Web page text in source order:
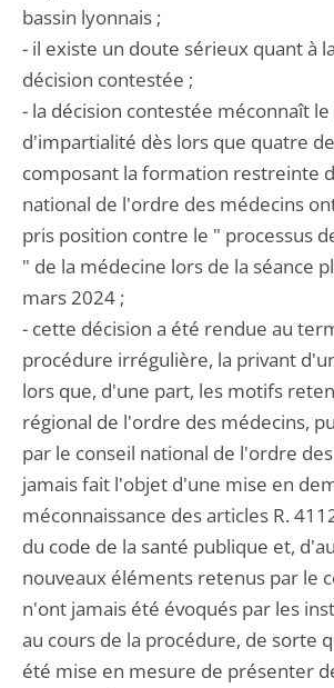
bassin lyonnais ;
- il existe un doute sérieux quant à
décision contestée ;
- la décision contestée méconnaît
d'impartialité dès lors que quatre
composant la formation restreinte
national de l'ordre des médecins
pris position contre le " processus
" de la médecine lors de la séance
mars 2024 ;
- cette décision a été rendue au
procédure irrégulière, la privant
lors que, d'une part, les motifs
régional de l'ordre des médecins,
par le conseil national de l'ordre
jamais fait l'objet d'une mise en
méconnaissance des articles R.
du code de la santé publique et,
nouveaux éléments retenus par le
n'ont jamais été évoqués par les
au cours de la procédure, de sorte
été mise en mesure de présenter